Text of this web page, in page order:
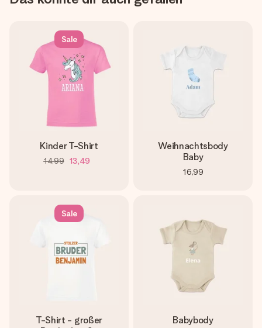
Sale
Kinder T-Shirt
14,99 13,49
Weihnachtsbody
Baby
16,99
Sale
T-Shirt - großer
Babybody